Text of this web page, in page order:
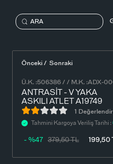
ARA
Önceki / Sonraki
Ü.K. :506386 // M.K. :ADX-
ANTRASIT - V YAKA
ASKILI ATLET A19749
1
Tahmini Kargoya Veriliş Tarihi :
379,50TL 199,50
- %47